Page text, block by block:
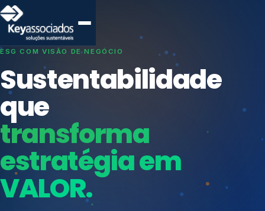
SISTEMAS DE GESTÃO OTIMIZADOS E INTEGRADOS
Conformidade que
protege seu
negócio.
Consultoria, auditoria e treinamentos em ISO 27001,
ISO 27701, ISO 42001, ISO 37001, ISO 9001, ISO
14001, ISO 45001, ONA e PNQ — Gestão de
Índices de Mercado
Mudanças Climáticas
Reputação e Cadeia
Reporte Regulatório